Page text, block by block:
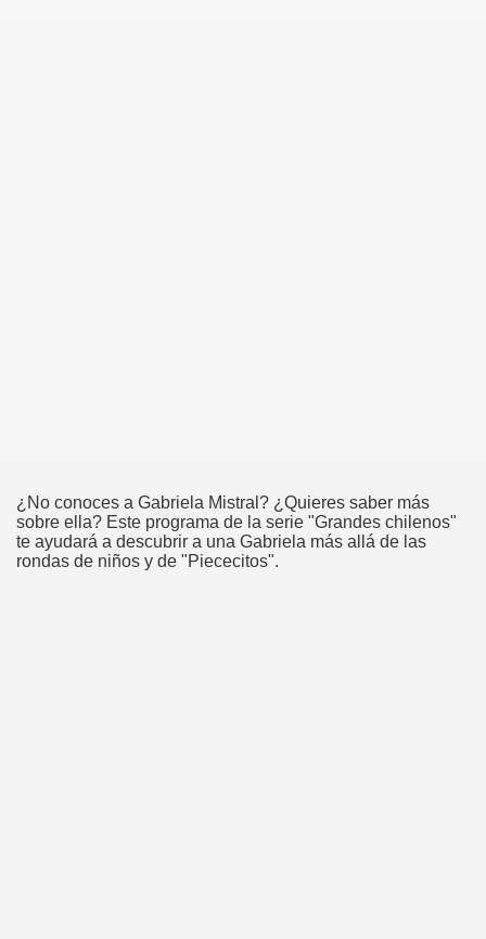
¿No conoces a Gabriela Mistral? ¿Quieres saber más
sobre ella? Este programa de la serie "Grandes chilenos"
te ayudará a descubrir a una Gabriela más allá de las
rondas de niños y de "Piececitos".